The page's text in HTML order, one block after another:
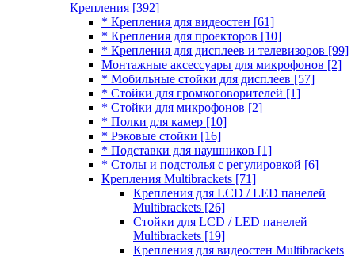
Крепления [392]
* Крепления для видеостен [61]
* Крепления для проекторов [10]
* Крепления для дисплеев и телевизоров [99]
Монтажные аксессуары для микрофонов [2]
* Мобильные стойки для дисплеев [57]
* Стойки для громкоговорителей [1]
* Стойки для микрофонов [2]
* Полки для камер [10]
* Рэковые стойки [16]
* Подставки для наушников [1]
* Столы и подстолья с регулировкой [6]
Крепления Multibrackets [71]
Крепления для LCD / LED панелей
Multibrackets [26]
Стойки для LCD / LED панелей
Multibrackets [19]
Крепления для видеостен Multibrackets